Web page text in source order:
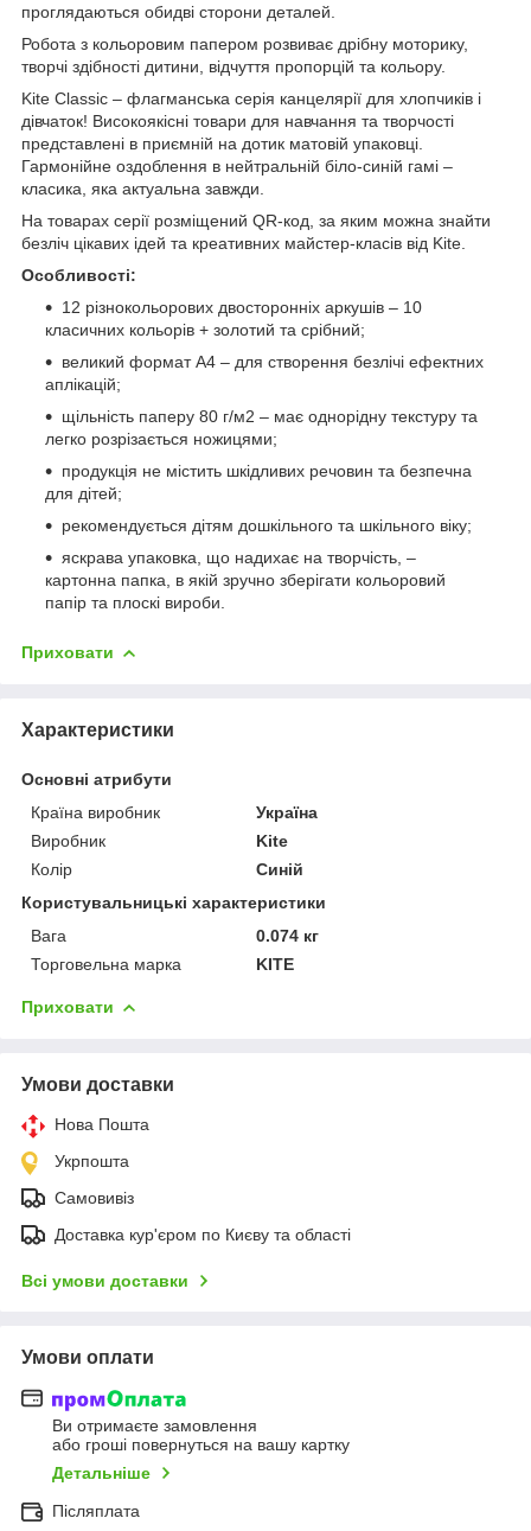
проглядаються обидві сторони деталей.
Робота з кольоровим папером розвиває дрібну моторику,
творчі здібності дитини, відчуття пропорцій та кольору.
Kite Classic – флагманська серія канцелярії для хлопчиків і
дівчаток! Високоякісні товари для навчання та творчості
представлені в приємній на дотик матовій упаковці.
Гармонійне оздоблення в нейтральній біло-синій гамі –
класика, яка актуальна завжди.
На товарах серії розміщений QR-код, за яким можна знайти
безліч цікавих ідей та креативних майстер-класів від Kite.
Особливості:
12 різнокольорових двосторонніх аркушів – 10
класичних кольорів + золотий та срібний;
великий формат А4 – для створення безлічі ефектних
аплікацій;
щільність паперу 80 г/м2 – має однорідну текстуру та
легко розрізається ножицями;
продукція не містить шкідливих речовин та безпечна
для дітей;
рекомендується дітям дошкільного та шкільного віку;
яскрава упаковка, що надихає на творчість, –
картонна папка, в якій зручно зберігати кольоровий
папір та плоскі вироби.
Приховати
Характеристики
Основні атрибути
Країна виробник
Україна
Виробник
Kite
Колір
Синій
Користувальницькі характеристики
Вага
0.074 кг
Торговельна марка
KITE
Приховати
Умови доставки
Нова Пошта
Укрпошта
Самовивіз
Доставка кур'єром по Києву та області
Всі умови доставки
Умови оплати
Ви отримаєте замовлення
або гроші повернуться на вашу картку
Детальніше
Післяплата